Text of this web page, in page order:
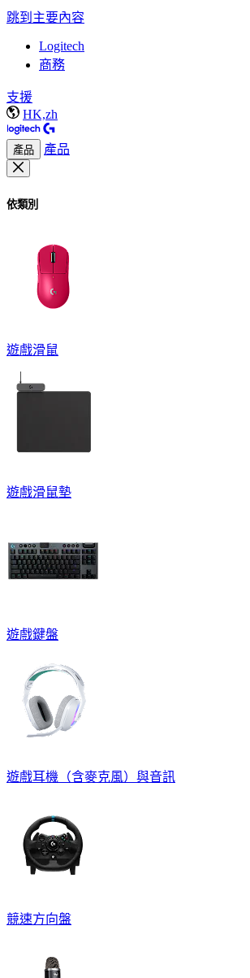
跳到主要內容
Logitech
商務
支援
HK,zh
產品 產品
依類別
遊戲滑鼠
遊戲滑鼠墊
遊戲鍵盤
遊戲耳機（含麥克風）與音訊
競速方向盤